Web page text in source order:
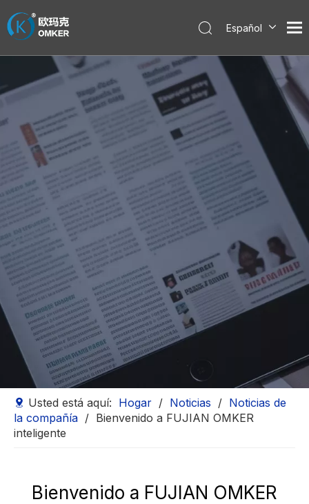
Español
한국어
Usted está aquí: Hogar / Noticias / Noticias de
la compañía / Bienvenido a FUJIAN OMKER
inteligente
Bienvenido a FUJIAN OMKER